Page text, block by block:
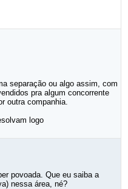
separação ou algo assim, com
pra algum concorrente
outra companhia.
logo
povoada. Que eu saiba a
nessa área, né?